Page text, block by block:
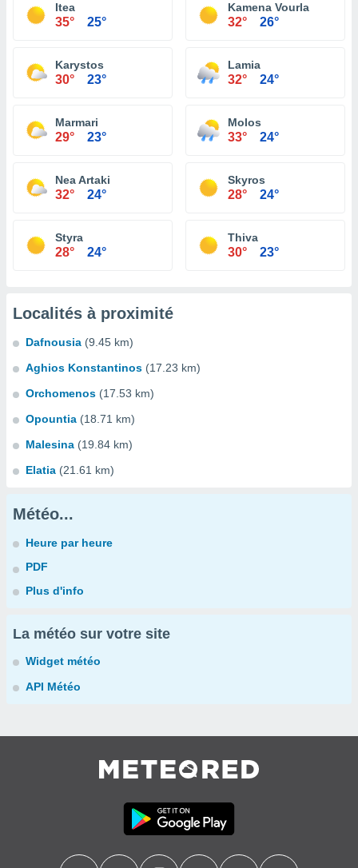
Itea
35° 25°
Kamena Vourla
32° 26°
Karystos
30° 23°
Lamia
32° 24°
Marmari
29° 23°
Molos
33° 24°
Nea Artaki
32° 24°
Skyros
28° 24°
Styra
28° 24°
Thiva
30° 23°
Localités à proximité
Dafnousia (9.45 km)
Aghios Konstantinos (17.23 km)
Orchomenos (17.53 km)
Opountia (18.71 km)
Malesina (19.84 km)
Elatia (21.61 km)
Météo...
Heure par heure
PDF
Plus d'info
La météo sur votre site
Widget météo
API Météo